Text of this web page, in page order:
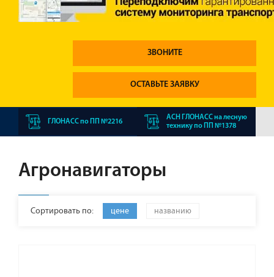
ЗВОНИТЕ
ОСТАВЬТЕ ЗАЯВКУ
ГЛОНАСС по ПП №2216
АСН ГЛОНАСС на лесную
технику по ПП №1378
Агронавигаторы
Сортировать по: цене названию